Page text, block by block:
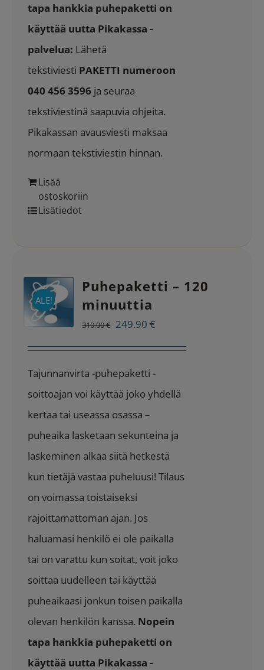
tapa hankkia puhepaketti on
käyttää uutta Pikakassa -
palvelua: Lähetä
tekstiviesti PAKETTI numeroon
040 456 3596 ja seuraa
tekstiviestinä saapuvia ohjeita.
Pikakassan avausviesti maksaa
normaan tekstiviestin hinnan.
Lisää
ostoskoriin
Lisätiedot
ALE!
Puhepaketti – 120
minuuttia
310.00€ Alkuperäinen
hinta
249.90€
hinta
Tajunnanvirta -puhepaketti -
soittoajan voi käyttää joko yhdellä
kertaa tai useassa osassa –
puheaika lasketaan sekunteina ja
laskeminen alkaa siitä hetkestä
kun tietäjä vastaa puheluusi! Tilaus
on voimassa toistaiseksi
rajoittamattoman ajan. Jos
haluamasi henkilö ei ole paikalla
tai on varattu kun soitat, voit joko
soittaa uudelleen tai käyttää
puheaikaasi jonkun toisen paikalla
olevan henkilön kanssa. Nopein
tapa hankkia puhepaketti on
käyttää uutta Pikakassa -